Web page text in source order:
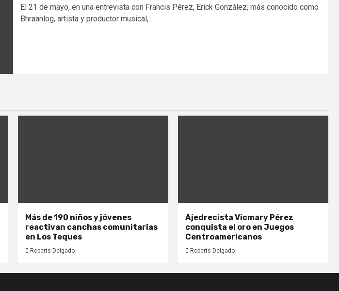
El 21 de mayo, en una entrevista con Francis Pérez, Erick González, más conocido como
Bhraanlog, artista y productor musical,...
Más de 190 niños y jóvenes
reactivan canchas comunitarias
en Los Teques
Roberts Delgado
Ajedrecista Vicmary Pérez
conquista el oro en Juegos
Centroamericanos
Roberts Delgado